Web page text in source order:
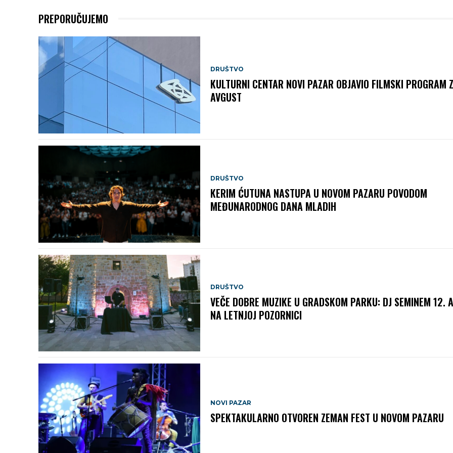
PREPORUČUJEMO
DRUŠTVO
KULTURNI CENTAR NOVI PAZAR OBJAVIO FILMSKI PROGRAM
AVGUST
DRUŠTVO
KERIM ĆUTUNA NASTUPA U NOVOM PAZARU POVODOM
MEĐUNARODNOG DANA MLADIH
DRUŠTVO
VEČE DOBRE MUZIKE U GRADSKOM PARKU: DJ SEMINEM 12.
NA LETNJOJ POZORNICI
NOVI PAZAR
SPEKTAKULARNO OTVOREN ZEMAN FEST U NOVOM PAZARU